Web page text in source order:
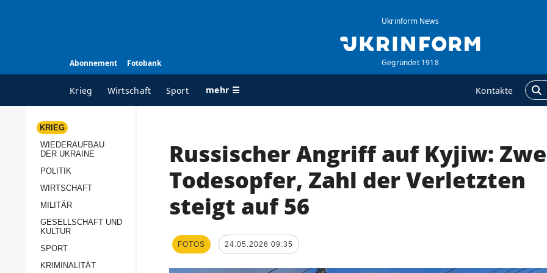
Abonnement Fotobank
Ukrinform News
Gegründet 1918
Krieg Wirtschaft Sport mehr ☰ Kontakte
ALLE RUBRIKEN
Politik
Militär
AGENTUR
Über uns
Kontakte
services
und zum Schutz
personenbezogener
Daten
ZUSÄTZLICH
Veröffentlichungen
Interview
KRIEG
WIEDERAUFBAU
DER UKRAINE
POLITIK
WIRTSCHAFT
MILITÄR
GESELLSCHAFT UND
KULTUR
SPORT
KRIMINALITÄT
Russischer Angriff auf Kyjiw:
Todesopfer, Zahl der Verletzten
steigt auf 56
FOTOS 24.05.2026 09:35